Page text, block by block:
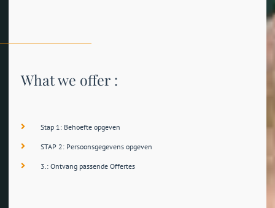
What we offer :
Stap 1: Behoefte opgeven
STAP 2: Persoonsgegevens opgeven
3.: Ontvang passende Offertes